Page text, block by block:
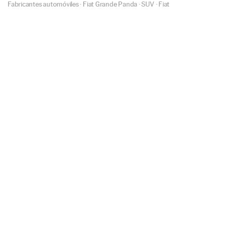
Fabricantes automóviles· Fiat Grande Panda ·SUV ·Fiat